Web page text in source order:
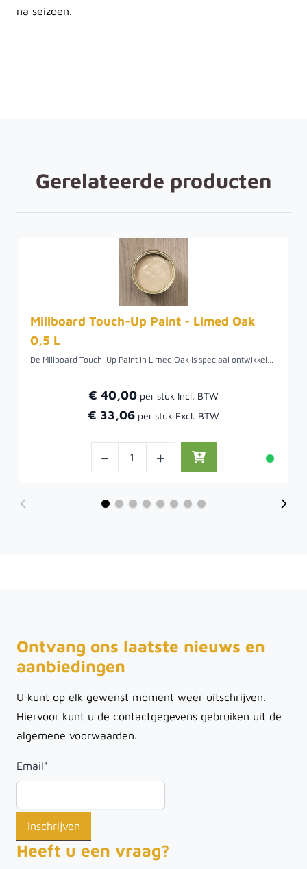
na seizoen.
Gerelateerde producten
Millboard Touch-Up Paint - Limed Oak
0,5 L
De Millboard Touch-Up Paint in Limed Oak is speciaal ontwikkeld om zaagkanten en kleine beschadigingen van Millboard vlonderplanken subtiel bij te werken. Deze hoogwaardige verf zorgt voor een naadloze kleurmatch met de Limed Oak afwerking, waardoor uw terras er onberispelijk en natuurlijk uitziet.
€ 40,00
€ 33,06
- +
Ontvang ons laatste nieuws en
aanbiedingen
U kunt op elk gewenst moment weer uitschrijven.
Hiervoor kunt u de contactgegevens gebruiken uit de
algemene voorwaarden.
Email*
Heeft u een vraag?